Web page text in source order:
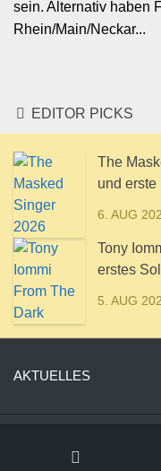
sein. Alternativ haben
Rhein/Main/Neckar...
EDITOR PICKS
The
und erste
6. AUG
Tony
erstes
5. AUG
AKTUELLES